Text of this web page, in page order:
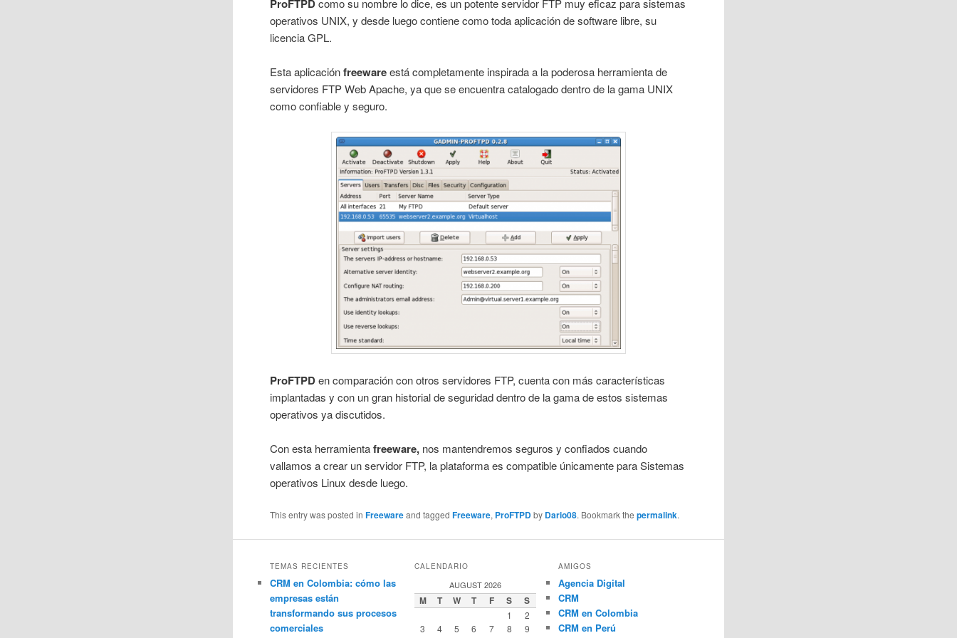
ProFTPDcomo su nombre lo dice, es un potente servidor FTP muy eficaz para sistemas
operativos UNIX, y desde luego contiene como toda aplicación de software libre, su
licencia GPL.
Esta aplicaciónfreewareestá completamente inspirada a la poderosa herramienta de
servidores FTP Web Apache, ya que se encuentra catalogado dentro de la gama UNIX
como confiable y seguro.
ProFTPDen comparación con otros servidores FTP, cuenta con más características
implantadas y con un gran historial de seguridad dentro de la gama de estos sistemas
operativos ya discutidos.
Con esta herramientafreeware, nos mantendremos seguros y confiados cuando
vallamos a crear un servidor FTP, la plataforma es compatible únicamente para Sistemas
operativos Linux desde luego.
This entry was posted inFreewareand taggedFreeware, ProFTPDby Dario08. Bookmark thepermalink.
TEMAS RECIENTES
CRM en Colombia: cómo las
empresas están
transformando sus procesos
comerciales
CALENDARIO
AUGUST 2026
M T W T F S S
1
2
3
4 5 6 7 8
9
AMIGOS
Agencia Digital
CRM
CRM en Colombia
CRM en Perú